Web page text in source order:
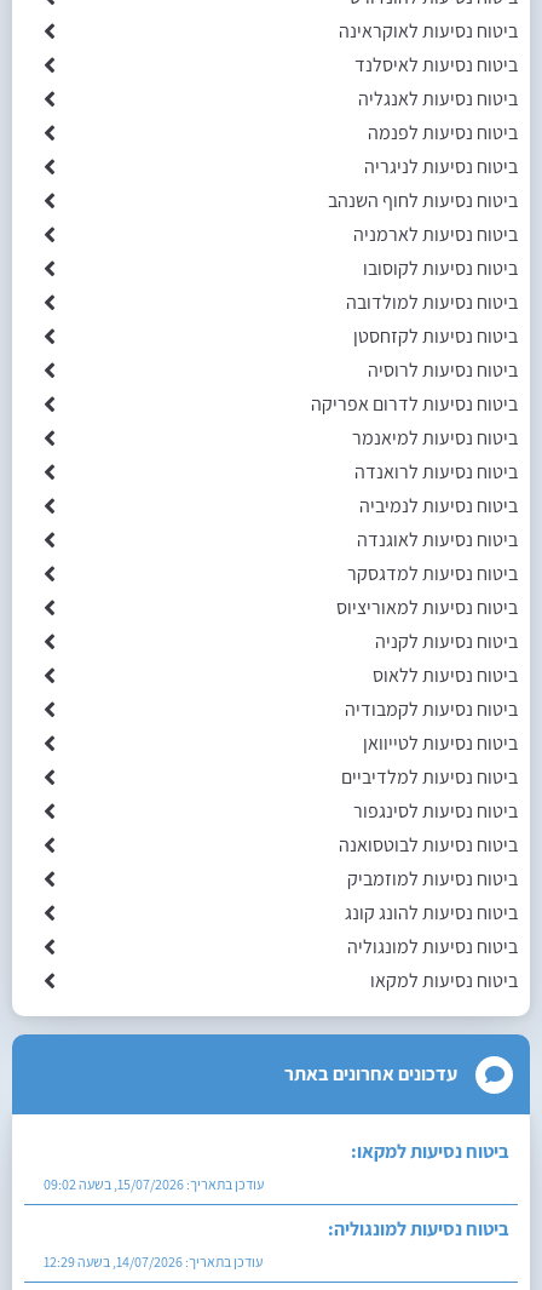
ביטוח נסיעות לאוקראינה
ביטוח נסיעות לאיסלנד
ביטוח נסיעות לאנגליה
ביטוח נסיעות לפנמה
ביטוח נסיעות לניגריה
ביטוח נסיעות לחוף השנהב
ביטוח נסיעות לארמניה
ביטוח נסיעות לקוסובו
ביטוח נסיעות למולדובה
ביטוח נסיעות לקזחסטן
ביטוח נסיעות לרוסיה
ביטוח נסיעות לדרום אפריקה
ביטוח נסיעות למיאנמר
ביטוח נסיעות לרואנדה
ביטוח נסיעות לנמיביה
ביטוח נסיעות לאוגנדה
ביטוח נסיעות למדגסקר
ביטוח נסיעות למאוריציוס
ביטוח נסיעות לקניה
ביטוח נסיעות ללאוס
ביטוח נסיעות לקמבודיה
ביטוח נסיעות לטייוואן
ביטוח נסיעות למלדיביים
ביטוח נסיעות לסינגפור
ביטוח נסיעות לבוטסואנה
ביטוח נסיעות למוזמביק
ביטוח נסיעות להונג קונג
ביטוח נסיעות למונגוליה
ביטוח נסיעות למקאו
עדכונים אחרונים באתר
ביטוח נסיעות למקאו:
עודכן בתאריך: 15/07/2026, בשעה 09:02
ביטוח נסיעות למונגוליה:
עודכן בתאריך: 14/07/2026, בשעה 12:29